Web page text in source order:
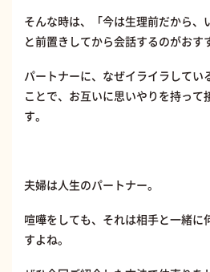
そんな時は、「今は生理前だから、
と前置きしてから会話するのがおす
パートナーに、なぜイライラしてい
ことで、お互いに思いやりを持って
す。
夫婦は人生のパートナー。
喧嘩をしても、それは相手と一緒に
すよね。